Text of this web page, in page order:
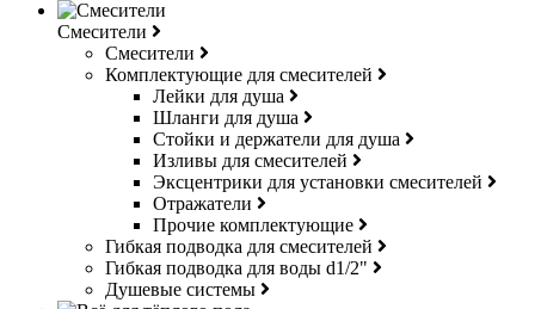
Смесители
Смесители
Комплектующие для смесителей
Лейки для душа
Шланги для душа
Стойки и держатели для душа
Изливы для смесителей
Эксцентрики для установки смесителей
Отражатели
Прочие комплектующие
Гибкая подводка для смесителей
Гибкая подводка для воды d1/2"
Душевые системы